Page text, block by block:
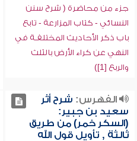
جزء من محاضرة ( شرح سنن
النسائي - كتاب المزارعة - تابع
باب ذكر الأحاديث المختلفـة في
النهي عن كراء الأرض بالثلث
والربع [1])
الفهرس: شرح أثر
سعيد بن جبير:
(السكر خمر) من طريق
ثالثة , تأويل قول الله